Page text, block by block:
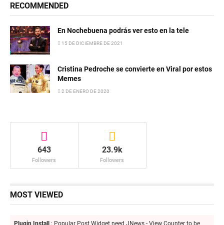
RECOMMENDED
En Nochebuena podrás ver esto en la tele
15 DE DICIEMBRE DE 2021
Cristina Pedroche se convierte en Viral por estos
Memes
2 DE ENERO DE 2020
643
Followers
23.9k
Followers
MOST VIEWED
Plugin Install : Popular Post Widget need JNews - View Counter to be